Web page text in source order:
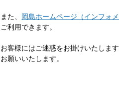
また、 岡島ホームページ（インフォ
ご利用できます。
お客様にはご迷惑をお掛けいたしま
お願いいたします。